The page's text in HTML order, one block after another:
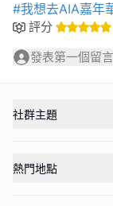
#我想去AIA嘉年
評分
發表第一個留
社群主題
熱門地點